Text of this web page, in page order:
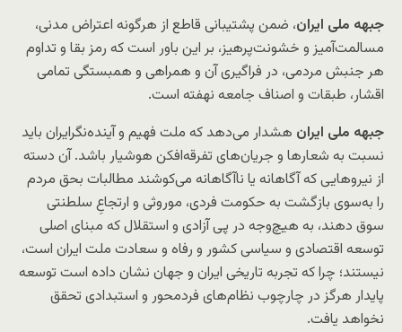
جبهه ملی ایران، ضمن پشتیبانی قاطع از هرگونه اعتراض مدنی،
مسالمت‌آمیز و خشونت‌پرهیز، بر این باور است که رمز بقا و تداوم
هر جنبش مردمی، در فراگیری آن و همراهی و همبستگی تمامی
اقشار، طبقات و اصناف جامعه نهفته است.
جبهه ملی ایران هشدار می‌دهد که ملت فهیم و آینده‌نگرایران باید
نسبت به شعارها و جریان‌های تفرقه‌افکن هوشیار باشد. آن دسته
از نیروهایی که آگاهانه یا ناآگاهانه می‌کوشند مطالبات بحق مردم
را به‌سوی بازگشت به حکومت فردی، موروثی و ارتجاعِ سلطنتی
سوق دهند، به هیچ‌‌وجه در پی آزادی و استقلال که مبنای اصلی
توسعه اقتصادی و سیاسی کشور و رفاه و سعادت ملت ایران است،
نیستند؛ چرا که تجربه تاریخی ایران و جهان نشان داده است توسعه
پایدار هرگز در چارچوب نظام‌های فردمحور و استبدادی تحقق
نخواهد یافت.